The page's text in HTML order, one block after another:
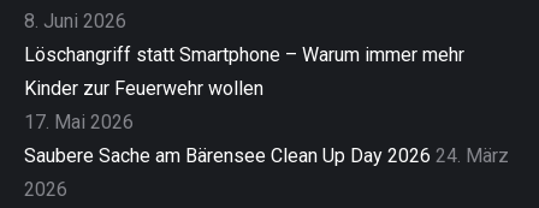
8. Juni 2026
Löschangriff statt Smartphone – Warum immer mehr
Kinder zur Feuerwehr wollen
17. Mai 2026
Saubere Sache am Bärensee Clean Up Day 2026 24. März
2026